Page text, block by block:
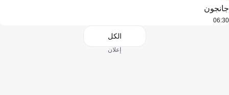
جانجون
06:30
الكل
إعلان